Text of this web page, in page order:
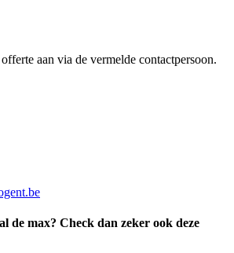
aan via de vermelde contactpersoon.
de max? Check dan zeker ook deze